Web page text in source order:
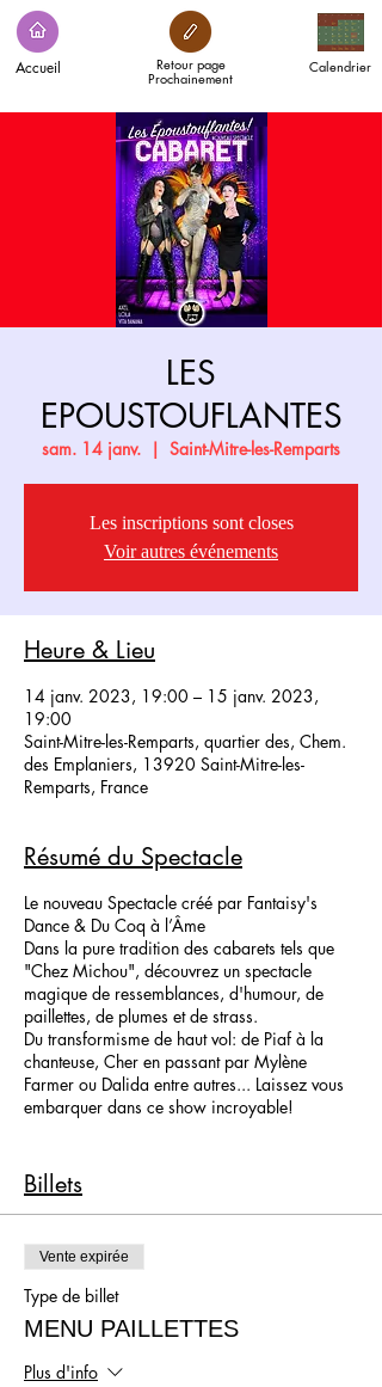
Accueil Calendrier
Retour page
Prochainement
LES
EPOUSTOUFLANTES
sam. 14 janv.
  |
Saint-Mitre-les-Remparts
Les inscriptions sont closes
Voir autres événements
Heure & Lieu
14 janv. 2023, 19:00 – 15 janv. 2023,
19:00
Saint-Mitre-les-Remparts, quartier des, Chem.
des Emplaniers, 13920 Saint-Mitre-les-
Remparts, France
Résumé du Spectacle
Le nouveau Spectacle créé par Fantaisy's
Dance & Du Coq à l’Âme
Dans la pure tradition des cabarets tels que
"Chez Michou", découvrez un spectacle
magique de ressemblances, d'humour, de
paillettes, de plumes et de strass.
Du transformisme de haut vol: de Piaf à la
chanteuse, Cher en passant par Mylène
Farmer ou Dalida entre autres... Laissez vous
embarquer dans ce show incroyable!
bien l'intention de vous faire passer du Coq à
l'Âme et vont faire de votre soirée un souvenir
inoubliable!
Billets
Vente expirée
Type de billet
MENU PAILLETTES
Plus d'info